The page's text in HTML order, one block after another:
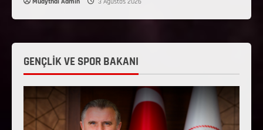
GENÇLİK VE SPOR BAKANI